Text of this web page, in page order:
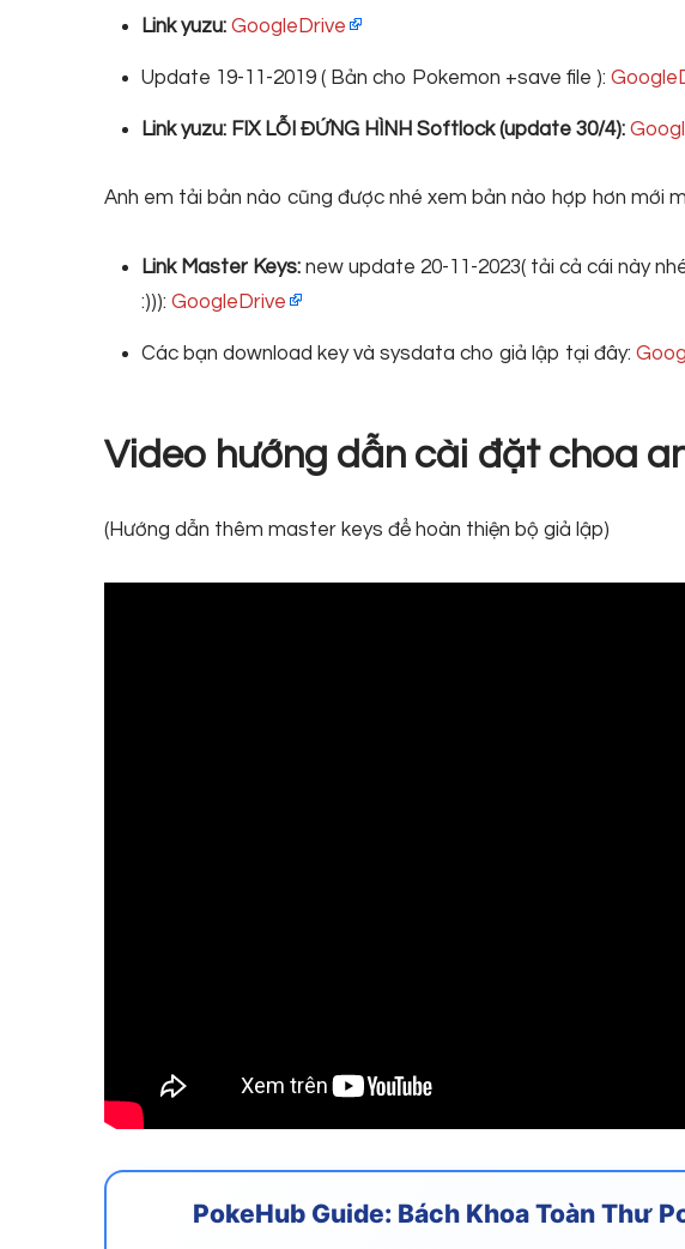
Link yuzu: GoogleDrive
Update 19-11-2019 ( Bản cho Pokemon +save file ):
Link yuzu: FIX LỖI ĐỨNG HÌNH Softlock (update 30/4):
Anh em tải bản nào cũng được nhé xem bản nào hợp hơn mới
Link Master Keys:new update 20-11-2023( tải cả cái này
:))): GoogleDrive
Các bạn download key và sysdata cho giả lập tại đây:
Video hướng dẫn cài đặt choa
(Hướng dẫn thêm master keys để hoàn thiện bộ giả lập)
PokeHub Guide: Bách Khoa Toàn Thư